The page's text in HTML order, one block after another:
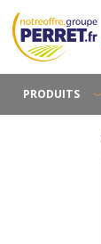
PRODUITS